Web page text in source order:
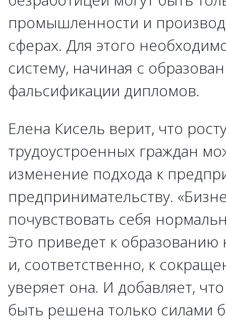
промышленности и
сферах. Для этого
систему, начиная с
фальсификации дипломов.
Елена Кисель верит, что
трудоустроенных граждан
изменение подхода к
предпринимательству.
почувствовать себя
Это приведет к
и, соответственно, к
уверяет она. И добавляет,
быть решена только силами